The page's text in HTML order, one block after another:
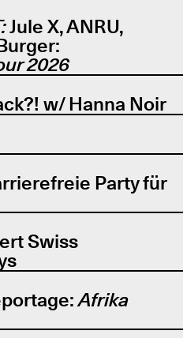
Jule X, ANRU,
2026
w/ Hanna Noir
Party für
Swiss
Afrika